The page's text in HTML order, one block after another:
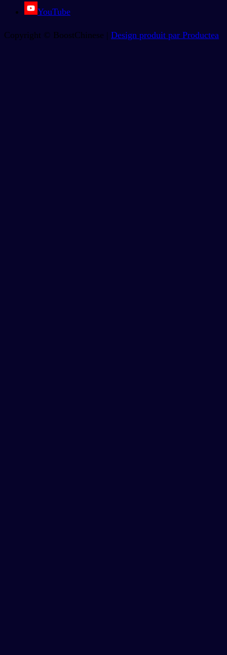
YouTube
Copyright © BoostChinese | Design produit par Productea